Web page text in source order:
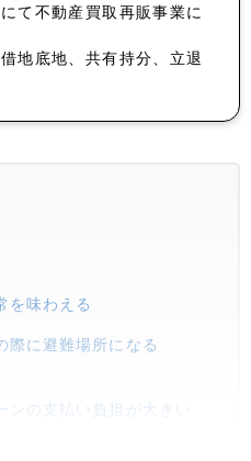
て不動産買取再販事業に
地底地、共有持分、立退
を味わえる
際に避難場所になる
ンの支払い負担が大きい